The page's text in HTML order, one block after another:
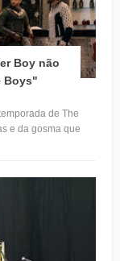
Boy não
Boys"
de The
e da gosma que